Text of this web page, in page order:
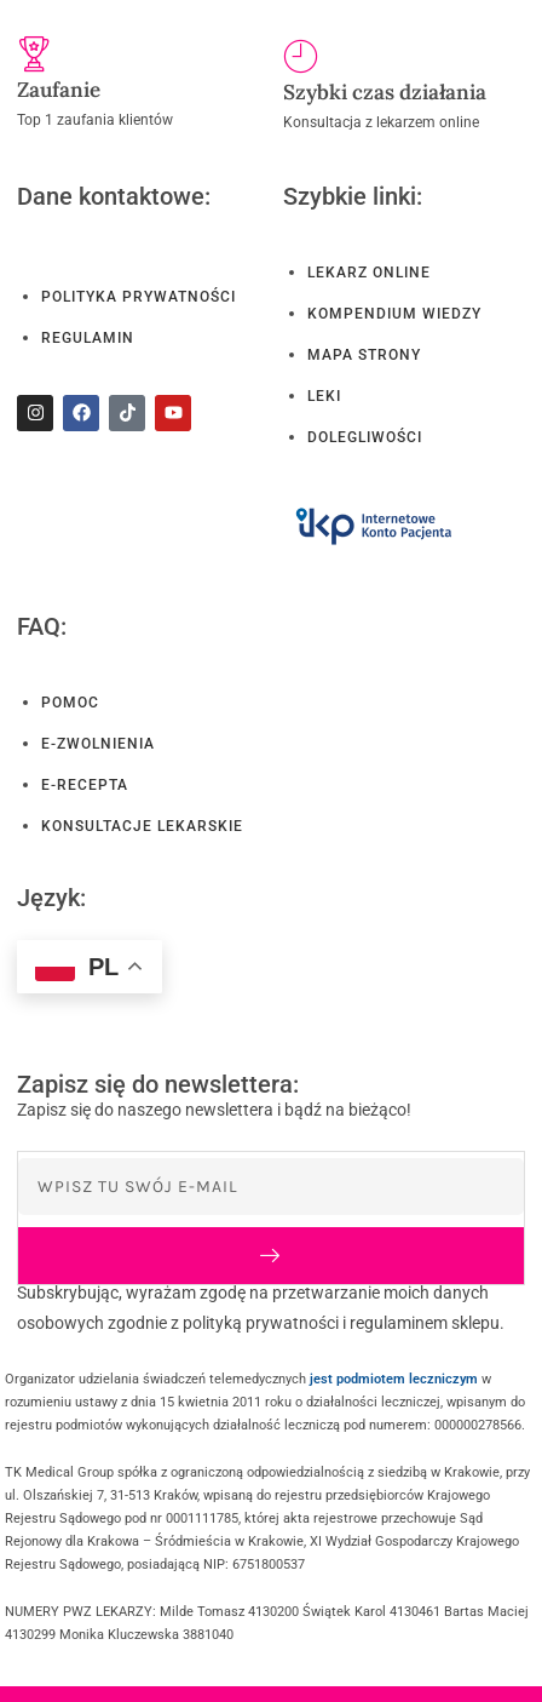
Zaufanie
Top 1 zaufania klientów
Szybki czas działania
Konsultacja z lekarzem online
Dane kontaktowe:
POLITYKA PRYWATNOŚCI
REGULAMIN
Szybkie linki:
LEKARZ ONLINE
KOMPENDIUM WIEDZY
MAPA STRONY
LEKI
DOLEGLIWOŚCI
FAQ:
POMOC
E-ZWOLNIENIA
E-RECEPTA
KONSULTACJE LEKARSKIE
Język:
PL
Zapisz się do newslettera:
Zapisz się do naszego newslettera i bądź na bieżąco!
Subskrybując, wyrażam zgodę na przetwarzanie moich danych
osobowych zgodnie z polityką prywatności i regulaminem sklepu.
Organizator udzielania świadczeń telemedycznychjest podmiotem leczniczym w
rozumieniu ustawy z dnia 15 kwietnia 2011 roku o działalności leczniczej, wpisanym do
rejestru podmiotów wykonujących działalność leczniczą pod numerem: 000000278566.
TK Medical Group spółka z ograniczoną odpowiedzialnością z siedzibą w Krakowie, przy
ul. Olszańskiej 7, 31-513 Kraków, wpisaną do rejestru przedsiębiorców Krajowego
Rejestru Sądowego pod nr 0001111785, której akta rejestrowe przechowuje Sąd
Rejonowy dla Krakowa – Śródmieścia w Krakowie, XI Wydział Gospodarczy Krajowego
Rejestru Sądowego, posiadającą NIP: 6751800537
NUMERY PWZ LEKARZY: Milde Tomasz 4130200 Świątek Karol 4130461 Bartas Maciej
4130299 Monika Kluczewska 3881040